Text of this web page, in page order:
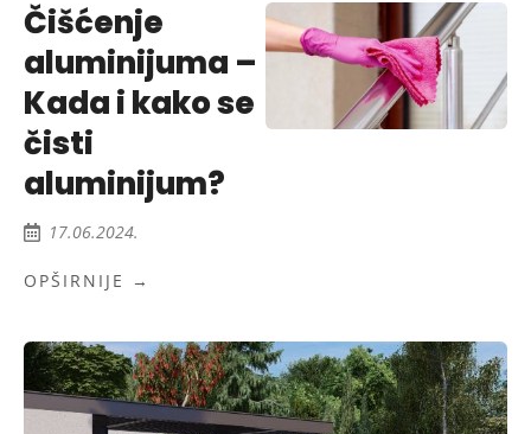
Čišćenje
aluminijuma –
Kada i kako se
čisti
aluminijum?
17.06.2024.
OPŠIRNIJE →